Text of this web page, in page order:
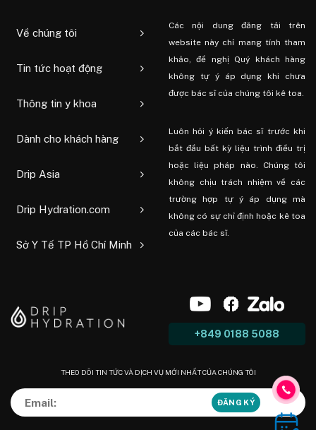
Về chúng tôi
Tin tức hoạt động
Thông tin y khoa
Dành cho khách hàng
Drip Asia
Drip Hydration.com
Sở Y Tế TP Hồ Chí Minh
Các nội dung đăng tải trên
website này chỉ mang tính tham
khảo, đề nghị Quý khách hàng
không tự ý áp dụng khi chưa
được bác sĩ của chúng tôi kê toa.
Luôn hỏi ý kiến ​​bác sĩ trước khi
bắt đầu bất kỳ liệu trình điều trị
hoặc liệu pháp nào. Chúng tôi
không chịu trách nhiệm về các
trường hợp tự ý áp dụng mà
không có sự chỉ định hoặc kê toa
của các bác sĩ.
+849 0188 5088
THEO DÕI TIN TỨC VÀ DỊCH VỤ MỚI NHẤT CỦA CHÚNG TÔI